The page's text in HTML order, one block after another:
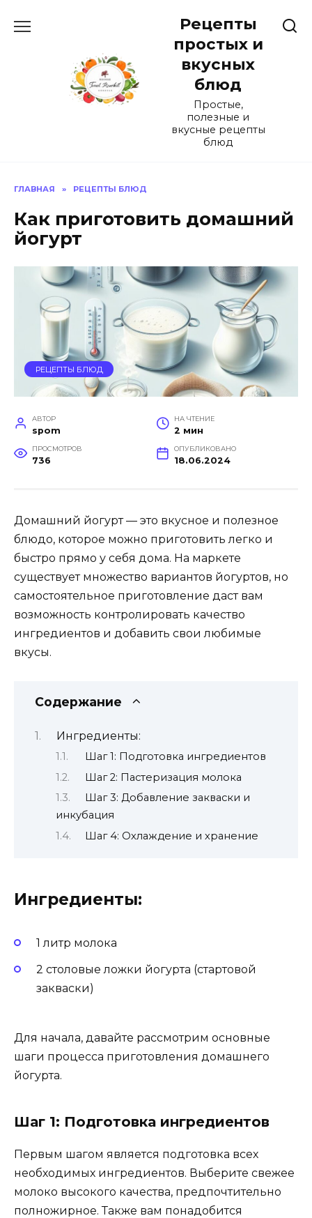
Рецепты
простых и
вкусных
блюд
Простые,
полезные и
вкусные рецепты
блюд
ГЛАВНАЯ » РЕЦЕПТЫ БЛЮД
Как приготовить домашний
йогурт
РЕЦЕПТЫ БЛЮД
АВТОР
spom
НА ЧТЕНИЕ
2 мин
ПРОСМОТРОВ
736
ОПУБЛИКОВАНО
18.06.2024
Домашний йогурт — это вкусное и полезное
блюдо, которое можно приготовить легко и
быстро прямо у себя дома. На маркете
существует множество вариантов йогуртов, но
самостоятельное приготовление даст вам
возможность контролировать качество
ингредиентов и добавить свои любимые
вкусы.
Содержание
Ингредиенты:
Шаг 1: Подготовка ингредиентов
Шаг 2: Пастеризация молока
Шаг 3: Добавление закваски и
инкубация
Шаг 4: Охлаждение и хранение
Ингредиенты:
1 литр молока
2 столовые ложки йогурта (стартовой
закваски)
Для начала, давайте рассмотрим основные
шаги процесса приготовления домашнего
йогурта.
Шаг 1: Подготовка ингредиентов
Первым шагом является подготовка всех
необходимых ингредиентов. Выберите свежее
молоко высокого качества, предпочтительно
полножирное. Также вам понадобится